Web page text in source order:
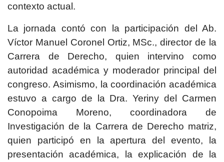
contexto actual.
La jornada contó con la participación del Ab.
Víctor Manuel Coronel Ortiz, MSc., director de la
Carrera de Derecho, quien intervino como
autoridad académica y moderador principal del
congreso. Asimismo, la coordinación académica
estuvo a cargo de la Dra. Yeriny del Carmen
Conopoima Moreno, coordinadora de
Investigación de la Carrera de Derecho matriz,
quien participó en la apertura del evento, la
presentación académica, la explicación de la